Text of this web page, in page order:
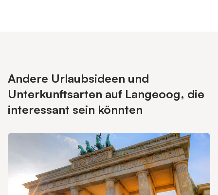
Andere Urlaubsideen und
Unterkunftsarten auf Langeoog, die
interessant sein könnten